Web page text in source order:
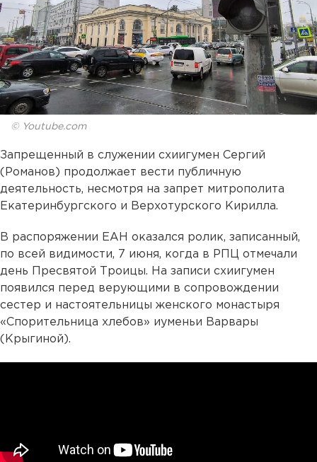
© Youtube.com
Запрещенный в служении схиигумен Сергий
(Романов) продолжает вести публичную
деятельность, несмотря на запрет митрополита
Екатеринбургского и Верхотурского Кирилла.
В распоряжении ЕАН оказался ролик, записанный,
по всей видимости, 7 июня, когда в РПЦ отмечали
день Пресвятой Троицы. На записи схиигумен
появился перед верующими в сопровождении
сестер и настоятельницы женского монастыря
«Спорительница хлебов» иуменьи Варвары
(Крыгиной).